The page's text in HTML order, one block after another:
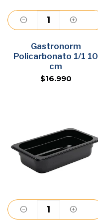
Agregar
Gastronorm
Policarbonato 1/1 10
cm
$16.990